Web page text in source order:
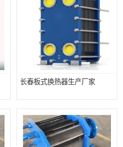
长春板式换热器生产厂家